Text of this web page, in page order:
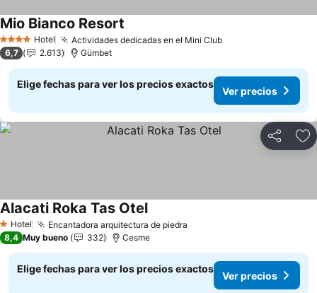
4 EstrellasHotel Actividades dedicadas en el Mini ClubVer precios
Mio Bianco Resort
6,7 2.613 Gümbet
Elige fechas para ver los precios exactos
Ver precios
Compartir
1 Estrellas
Hotel Encantadora arquitectura de piedra
Alacati Roka Tas OtelVer precios
8,4 Muy bueno 332 Cesme
Elige fechas para ver los precios exactos
Ver precios